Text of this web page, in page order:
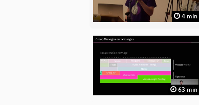
4 min
63 min